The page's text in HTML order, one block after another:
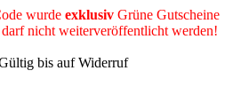
wurde exklusiv Grüne Gutscheine
nicht weiterveröffentlicht werden!
bis auf Widerruf